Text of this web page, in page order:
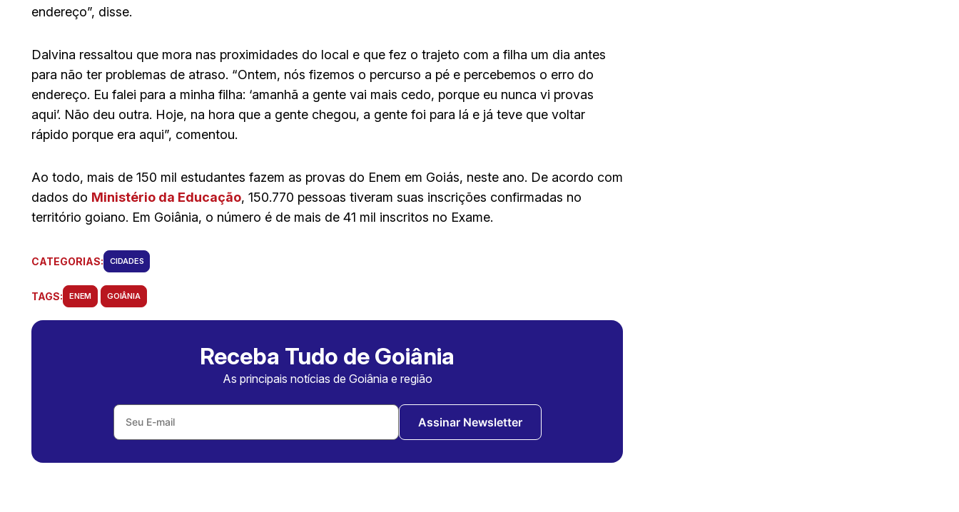
endereço”, disse.
Dalvina ressaltou que mora nas proximidades do local e que fez o trajeto com a filha um dia antes
para não ter problemas de atraso. “Ontem, nós fizemos o percurso a pé e percebemos o erro do
endereço. Eu falei para a minha filha: ‘amanhã a gente vai mais cedo, porque eu nunca vi provas
aqui’. Não deu outra. Hoje, na hora que a gente chegou, a gente foi para lá e já teve que voltar
rápido porque era aqui”, comentou.
Ao todo, mais de 150 mil estudantes fazem as provas do Enem em Goiás, neste ano. De acordo com
dados do Ministério da Educação, 150.770 pessoas tiveram suas inscrições confirmadas no
território goiano. Em Goiânia, o número é de mais de 41 mil inscritos no Exame.
CATEGORIAS: CIDADES
TAGS: ENEM GOIÂNIA
Receba Tudo de Goiânia
As principais notícias de Goiânia e região
Assinar Newsletter